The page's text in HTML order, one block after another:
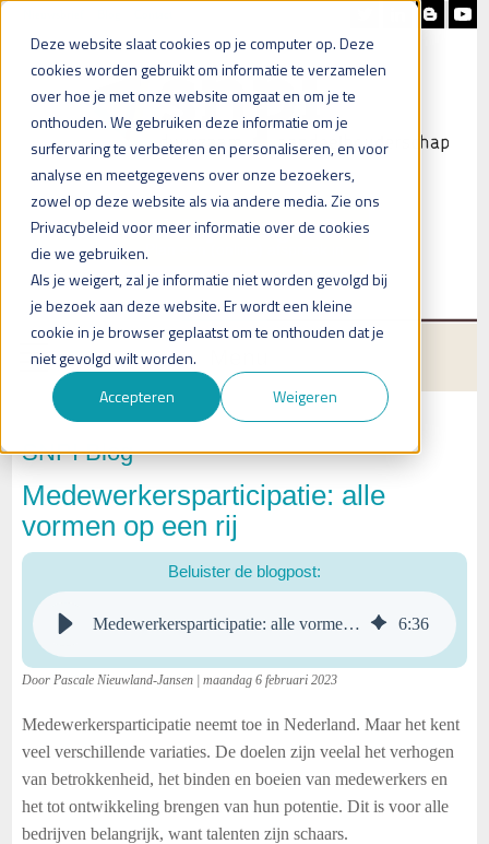
Deze website slaat cookies op je computer op. Deze
cookies worden gebruikt om informatie te verzamelen
over hoe je met onze website omgaat en om je te
onthouden. We gebruiken deze informatie om je
surfervaring te verbeteren en personaliseren, en voor
analyse en meetgegevens over onze bezoekers,
zowel op deze website als via andere media. Zie ons
Privacybeleid voor meer informatie over de cookies
die we gebruiken.
Als je weigert, zal je informatie niet worden gevolgd bij
je bezoek aan deze website. Er wordt een kleine
cookie in je browser geplaatst om te onthouden dat je
niet gevolgd wilt worden.
Accepteren
Weigeren
Heb je vragen?
SNPI Blog
Medewerkersparticipatie: alle
vormen op een rij
Beluister de blogpost:
Medewerkersparticipatie: alle vormen op een rij 6:36
Door Pascale Nieuwland-Jansen | maandag 6 februari 2023
Medewerkersparticipatie neemt toe in Nederland. Maar het kent
veel verschillende variaties. De doelen zijn veelal het verhogen
van betrokkenheid, het binden en boeien van medewerkers en
het tot ontwikkeling brengen van hun potentie. Dit is voor alle
bedrijven belangrijk, want talenten zijn schaars.